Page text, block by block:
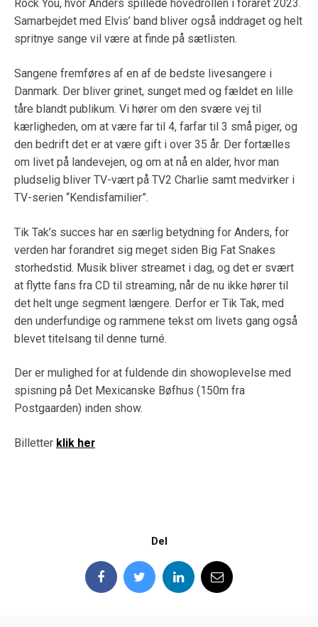
Rock You, hvor Anders spillede hovedrollen i foråret 2023.
Samarbejdet med Elvis’ band bliver også inddraget og helt
spritnye sange vil være at finde på sætlisten.
Sangene fremføres af en af de bedste livesangere i
Danmark. Der bliver grinet, sunget med og fældet en lille
tåre blandt publikum. Vi hører om den svære vej til
kærligheden, om at være far til 4, farfar til 3 små piger, og
den bedrift det er at være gift i over 35 år. Der fortælles
om livet på landevejen, og om at nå en alder, hvor man
pludselig bliver TV-vært på TV2 Charlie samt medvirker i
TV-serien “Kendisfamilier”.
Tik Tak’s succes har en særlig betydning for Anders, for
verden har forandret sig meget siden Big Fat Snakes
storhedstid. Musik bliver streamet i dag, og det er svært
at flytte fans fra CD til streaming, når de nu ikke hører til
det helt unge segment længere. Derfor er Tik Tak, med
den underfundige og rammene tekst om livets gang også
blevet titelsang til denne turné.
Der er mulighed for at fuldende din showoplevelse med
spisning på Det Mexicanske Bøfhus (150m fra
Postgaarden) inden show.
Billetter klik her
Del